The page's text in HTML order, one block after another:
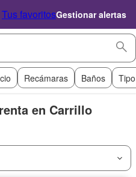
Tus favoritosGestionar alertas
Recámaras Baños
en Carrillo